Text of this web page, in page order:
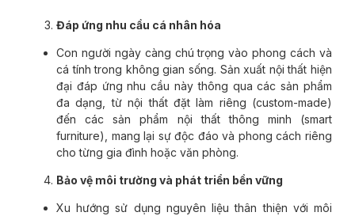
Đáp ứng nhu cầu cá nhân hóa
Con người ngày càng chú trọng vào phong cách và
cá tính trong không gian sống. Sản xuất nội thất hiện
đại đáp ứng nhu cầu này thông qua các sản phẩm
đa dạng, từ nội thất đặt làm riêng (custom-made)
đến các sản phẩm nội thất thông minh (smart
furniture), mang lại sự độc đáo và phong cách riêng
cho từng gia đình hoặc văn phòng.
Bảo vệ môi trường và phát triển bền vững
Xu hướng sử dụng nguyên liệu thân thiện với môi